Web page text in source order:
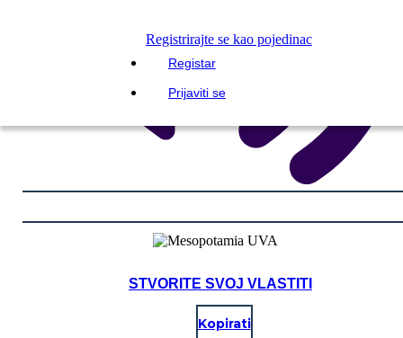
Registrirajte se kao pojedinac
Registar
Prijaviti se
STVORITE SVOJ VLASTITI
Kopirati